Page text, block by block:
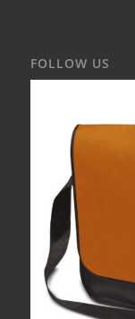
FOLLOW US